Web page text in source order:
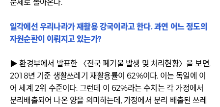
문제로 돌아온다.
일각에선 우리나라가 재활용 강국이라고 한다. 과연 어느 정도의
자원순환이 이뤄지고 있는가?
▶ 환경부에서 발표한 〈전국 폐기물 발생 및 처리현황〉을 보면,
2018년 기준 생활쓰레기 재활용률이 62%이다. 이는 독일에 이
어 세계 2위 수준이다. 그런데 이 62%라는 수치는 각 가정에서
분리배출되어 나온 양을 의미하는데, 가정에서 분리 배출된 쓰레